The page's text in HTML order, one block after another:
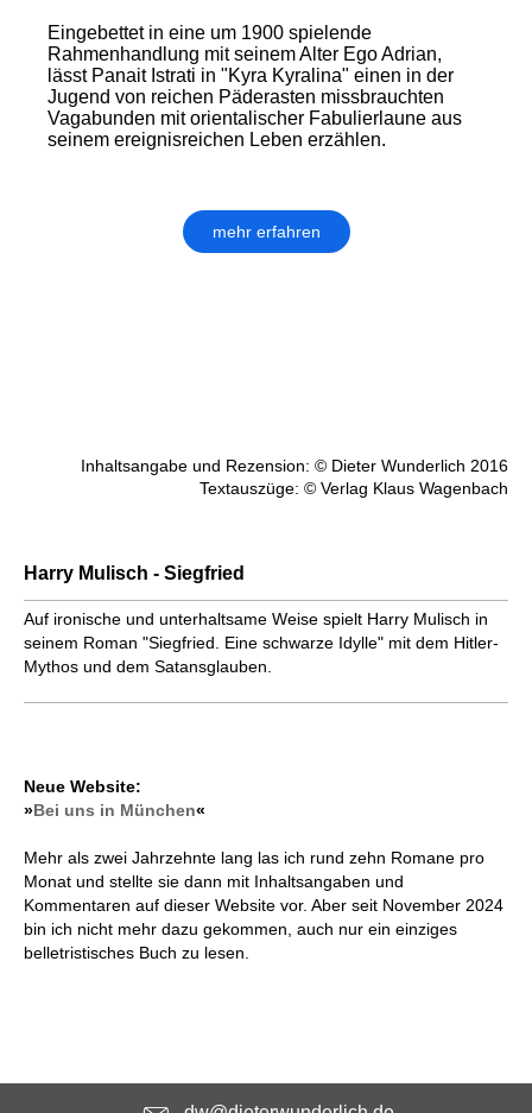
Eingebettet in eine um 1900 spielende
Rahmenhandlung mit seinem Alter Ego Adrian,
lässt Panait Istrati in "Kyra Kyralina" einen in der
Jugend von reichen Päderasten miss­brauchten
Vagabunden mit orienta­lischer Fabulierlaune aus
seinem ereignisreichen Leben erzählen.
mehr erfahren
Inhaltsangabe und Rezension: © Dieter Wunderlich 2016
Textauszüge: © Verlag Klaus Wagenbach
Harry Mulisch - Siegfried
Auf ironische und unterhaltsame Weise spielt Harry Mulisch in
seinem Roman "Siegfried. Eine schwarze Idylle" mit dem Hitler-
Mythos und dem Satansglauben.
Neue Website:
»Bei uns in München«
Mehr als zwei Jahrzehnte lang las ich rund zehn Romane pro
Monat und stellte sie dann mit Inhaltsangaben und
Kommentaren auf dieser Website vor. Aber seit November 2024
bin ich nicht mehr dazu gekommen, auch nur ein einziges
belletristisches Buch zu lesen.